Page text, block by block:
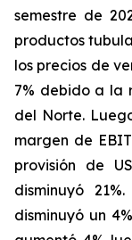
semestre de
productos
los precios de
7% debido a la
del Norte.
margen de
provisión de
disminuyó
disminuyó un